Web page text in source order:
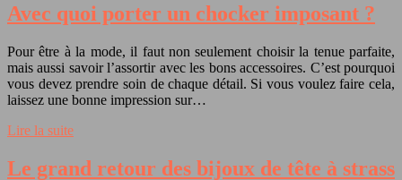
Avec quoi porter un chocker imposant ?
Pour être à la mode, il faut non seulement choisir la tenue parfaite,
mais aussi savoir l’assortir avec les bons accessoires. C’est pourquoi
vous devez prendre soin de chaque détail. Si vous voulez faire cela,
laissez une bonne impression sur…
Lire la suite
Le grand retour des bijoux de tête à strass